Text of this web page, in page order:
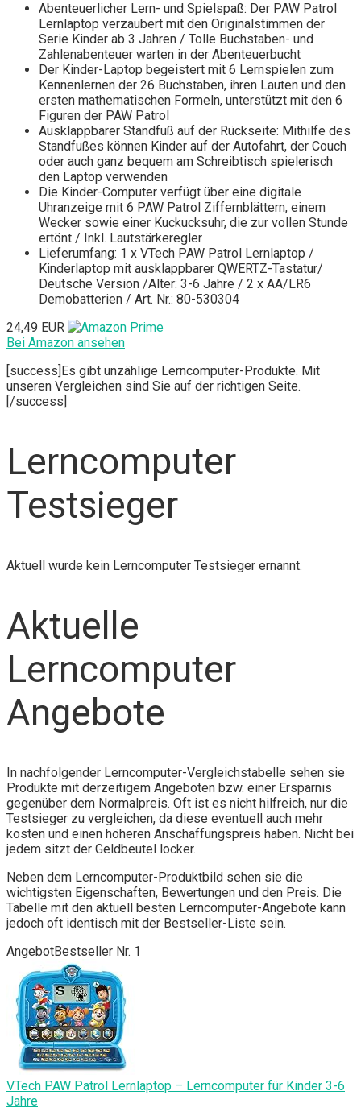
Abenteuerlicher Lern- und Spielspaß: Der PAW Patrol
Lernlaptop verzaubert mit den Originalstimmen der
Serie Kinder ab 3 Jahren / Tolle Buchstaben- und
Zahlenabenteuer warten in der Abenteuerbucht
Der Kinder-Laptop begeistert mit 6 Lernspielen zum
Kennenlernen der 26 Buchstaben, ihren Lauten und den
ersten mathematischen Formeln, unterstützt mit den 6
Figuren der PAW Patrol
Ausklappbarer Standfuß auf der Rückseite: Mithilfe des
Standfußes können Kinder auf der Autofahrt, der Couch
oder auch ganz bequem am Schreibtisch spielerisch
den Laptop verwenden
Die Kinder-Computer verfügt über eine digitale
Uhranzeige mit 6 PAW Patrol Ziffernblättern, einem
Wecker sowie einer Kuckucksuhr, die zur vollen Stunde
ertönt / Inkl. Lautstärkeregler
Lieferumfang: 1 x VTech PAW Patrol Lernlaptop /
Kinderlaptop mit ausklappbarer QWERTZ-Tastatur/
Deutsche Version /Alter: 3-6 Jahre / 2 x AA/LR6
Demobatterien / Art. Nr.: 80-530304
24,49 EUR
Bei Amazon ansehen
[success]Es gibt unzählige Lerncomputer-Produkte. Mit
unseren Vergleichen sind Sie auf der richtigen Seite.
[/success]
Lerncomputer
Testsieger
Aktuell wurde kein Lerncomputer Testsieger ernannt.
Aktuelle
Lerncomputer
Angebote
In nachfolgender Lerncomputer-Vergleichstabelle sehen sie
Produkte mit derzeitigem Angeboten bzw. einer Ersparnis
gegenüber dem Normalpreis. Oft ist es nicht hilfreich, nur die
Testsieger zu vergleichen, da diese eventuell auch mehr
kosten und einen höheren Anschaffungspreis haben. Nicht bei
jedem sitzt der Geldbeutel locker.
Neben dem Lerncomputer-Produktbild sehen sie die
wichtigsten Eigenschaften, Bewertungen und den Preis. Die
Tabelle mit den aktuell besten Lerncomputer-Angebote kann
jedoch oft identisch mit der Bestseller-Liste sein.
AngebotBestseller Nr. 1
VTech PAW Patrol Lernlaptop – Lerncomputer für Kinder 3-6
Jahre